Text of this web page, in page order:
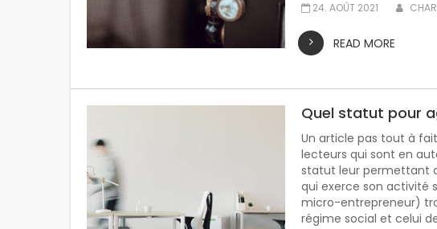
24. AOÛT 2021
READ MORE
Quel statut pour
Un article pas tout à
lecteurs qui sont en
statut leur permettant
qui exerce son activité
micro-entrepreneur)
régime social et celui